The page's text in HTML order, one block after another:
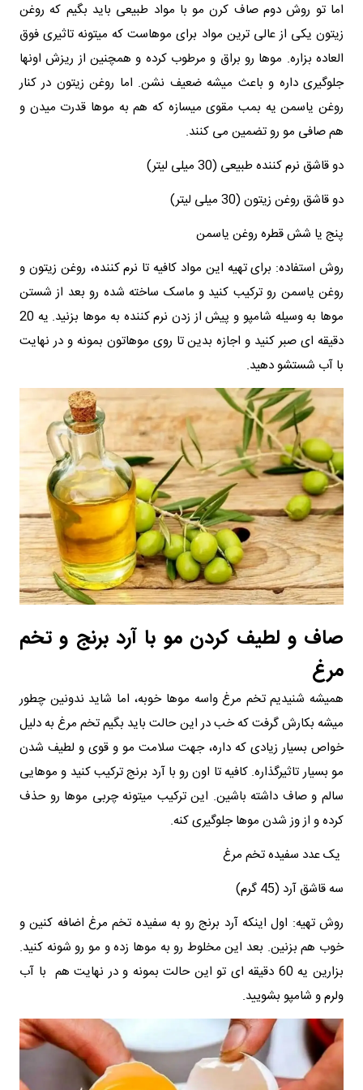
اما تو روش دوم صاف کرن مو با مواد طبیعی باید بگیم که روغن
زیتون یکی از عالی ترین مواد برای موهاست که میتونه تاثیری فوق
العاده بزاره. موها رو براق و مرطوب کرده و همچنین از ریزش اونها
جلوگیری داره و باعث میشه ضعیف نشن. اما روغن زیتون در کنار
روغن یاسمن یه بمب مقوی میسازه که هم به موها قدرت میدن و
هم صافی مو رو تضمین می کنند.
دو قاشق نرم‌ کننده طبیعی (30 میلی لیتر)
دو قاشق روغن زیتون (30 میلی لیتر)
پنج یا شش قطره روغن یاسمن
روش استفاده: برای تهیه این مواد کافیه تا نرم کننده، روغن زیتون و
روغن یاسمن رو ترکیب کنید و ماسک ساخته شده رو بعد از شستن
موها به وسیله شامپو و پیش از زدن نرم کننده به موها بزنید. یه 20
دقیقه ای صبر کنید و اجازه بدین تا روی موهاتون بمونه و در نهایت
با آب شستشو دهید.
صاف و لطیف کردن مو با آرد برنج و تخم
مرغ
همیشه شنیدیم تخم مرغ واسه موها خوبه، اما شاید ندونین چطور
میشه بکارش گرفت که خب در این حالت باید بگیم تخم مرغ به دلیل
خواص بسیار زیادی که داره، جهت سلامت مو و قوی و لطیف شدن
مو بسیار تاثیرگذاره. کافیه تا اون رو با آرد برنج ترکیب کنید و موهایی
سالم و صاف داشته باشین. این ترکیب میتونه چربی موها رو حذف
کرده و از وز شدن موها جلوگیری کنه.
یک عدد سفیده تخم مرغ
سه قاشق آرد (45 گرم)
روش تهیه: اول اینکه آرد برنج رو به سفیده تخم مرغ اضافه کنین و
خوب هم بزنین. بعد این مخلوط رو به موها زده و مو رو شونه کنید.
بزارین یه 60 دقیقه ای تو این حالت بمونه و در نهایت هم با آب
ولرم و شامپو بشویید.